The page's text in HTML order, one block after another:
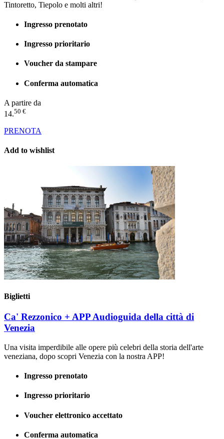
Tintoretto, Tiepolo e molti altri!
Ingresso prenotato
Ingresso prioritario
Voucher da stampare
Conferma automatica
A partire da
14.50 €
PRENOTA
Add to wishlist
Biglietti
Ca' Rezzonico + APP Audioguida della città di
Venezia
Una visita imperdibile alle opere più celebri della storia dell'arte
veneziana, dopo scopri Venezia con la nostra APP!
Ingresso prenotato
Ingresso prioritario
Voucher elettronico accettato
Conferma automatica